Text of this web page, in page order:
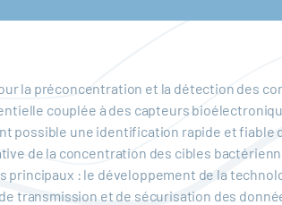
la préconcentration et la détection des
couplée à des capteurs
possible une identification rapide et fiable
de la concentration des cibles
: le développement de la
transmission et de sécurisation des